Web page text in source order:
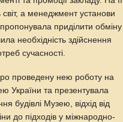
а менеджмент установи
приділити обміну
необхідність здійснення
сучасності.
проведену нею роботу на
України та презентувала
будівлі Музею, відхід від
до підходів у міжнародно-